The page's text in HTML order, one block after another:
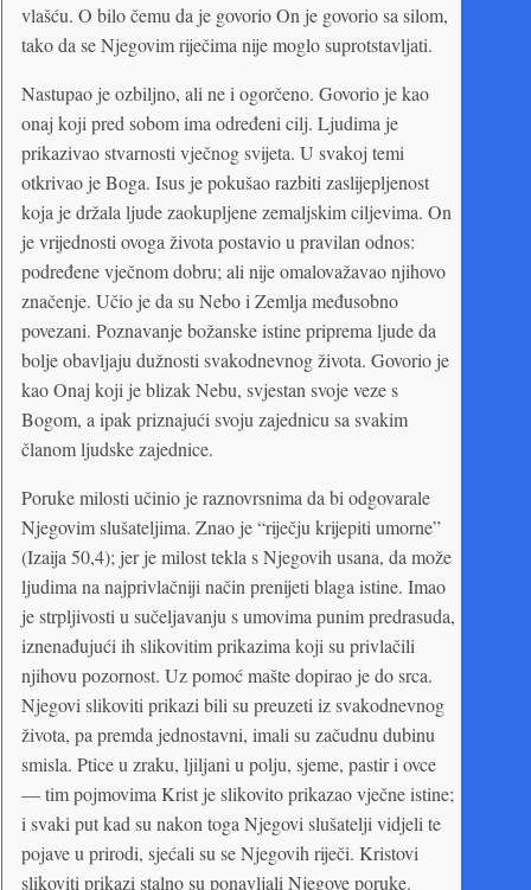
vlašću. O bilo čemu da je govorio On je govorio sa silom,
tako da se Njegovim riječima nije moglo suprotstavljati.
Nastupao je ozbiljno, ali ne i ogorčeno. Govorio je kao
onaj koji pred sobom ima određeni cilj. Ljudima je
prikazivao stvarnosti vječnog svijeta. U svakoj temi
otkrivao je Boga. Isus je pokušao razbiti zaslijepljenost
koja je držala ljude zaokupljene zemaljskim ciljevima. On
je vrijednosti ovoga života postavio u pravilan odnos:
podređene vječnom dobru; ali nije omalovažavao njihovo
značenje. Učio je da su Nebo i Zemlja međusobno
povezani. Poznavanje božanske istine priprema ljude da
bolje obavljaju dužnosti svakodnevnog života. Govorio je
kao Onaj koji je blizak Nebu, svjestan svoje veze s
Bogom, a ipak priznajući svoju zajednicu sa svakim
članom ljudske zajednice.
Poruke milosti učinio je raznovrsnima da bi odgovarale
Njegovim slušateljima. Znao je “riječju krijepiti umorne”
(Izaija 50,4); jer je milost tekla s Njegovih usana, da može
ljudima na najprivlačniji način prenijeti blaga istine. Imao
je strpljivosti u sučeljavanju s umovima punim predrasuda,
iznenađujući ih slikovitim prikazima koji su privlačili
njihovu pozornost. Uz pomoć mašte dopirao je do srca.
Njegovi slikoviti prikazi bili su preuzeti iz svakodnevnog
života, pa premda jednostavni, imali su začudnu dubinu
smisla. Ptice u zraku, ljiljani u polju, sjeme, pastir i ovce
— tim pojmovima Krist je slikovito prikazao vječne istine;
i svaki put kad su nakon toga Njegovi slušatelji vidjeli te
pojave u prirodi, sjećali su se Njegovih riječi. Kristovi
slikoviti prikazi stalno su ponavljali Njegove poruke.